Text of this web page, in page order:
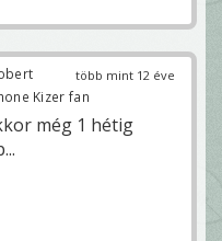
több mint 12 éve
Kizer fan
még 1 hétig